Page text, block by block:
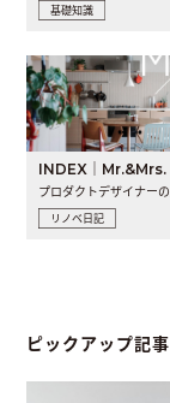
基礎知識
リノベ日記
ピックアップ記事